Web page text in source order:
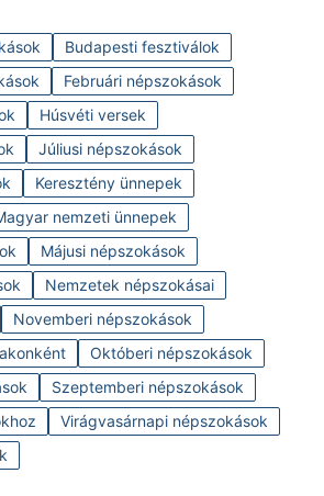
Budapesti fesztiválok
Februári népszokások
Húsvéti versek
Júliusi népszokások
Keresztény ünnepek
nemzeti ünnepek
Májusi népszokások
Nemzetek népszokásai
Novemberi népszokások
Októberi népszokások
Szeptemberi népszokások
Virágvasárnapi népszokások